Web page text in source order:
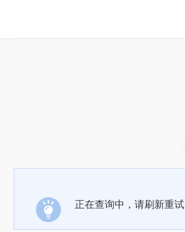
正在查询中，请刷新重试